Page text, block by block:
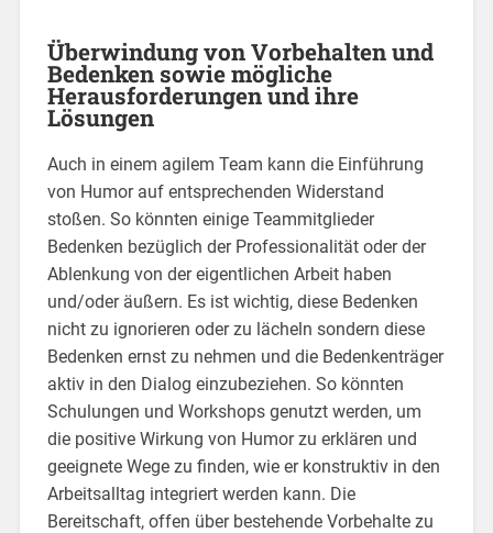
Überwindung von Vorbehalten und
Bedenken sowie mögliche
Herausforderungen und ihre
Lösungen
Auch in einem agilem Team kann die Einführung
von Humor auf entsprechenden Widerstand
stoßen. So könnten einige Teammitglieder
Bedenken bezüglich der Professionalität oder der
Ablenkung von der eigentlichen Arbeit haben
und/oder äußern. Es ist wichtig, diese Bedenken
nicht zu ignorieren oder zu lächeln sondern diese
Bedenken ernst zu nehmen und die Bedenkenträger
aktiv in den Dialog einzubeziehen. So könnten
Schulungen und Workshops genutzt werden, um
die positive Wirkung von Humor zu erklären und
geeignete Wege zu finden, wie er konstruktiv in den
Arbeitsalltag integriert werden kann. Die
Bereitschaft, offen über bestehende Vorbehalte zu